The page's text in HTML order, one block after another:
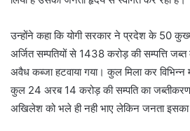
उन्होंने कहा कि योगी सरकार ने प्रदेश के 50
अर्जित सम्पतियों से 1438 करोड़ की सम्पत्ति
अवैध कब्जा हटवाया गया। कुल मिला कर विभिन्न
कुल 24 अरब 14 करोड़ की सम्पति का
अखिलेश को भले ही नही भाए लेकिन जनता इसका